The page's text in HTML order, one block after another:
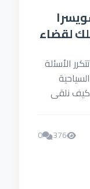
2026: دليلك لقضاء
الأسئلة
كيف نلقى
376
0